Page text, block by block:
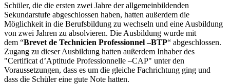
Schüler, die die ersten zwei Jahre der allgemeinbildenden
Sekundarstufe abgeschlossen haben, hatten außerdem die
Möglichkeit in die Berufsbildung zu wechseln und eine Ausbildung
von zwei Jahren zu absolvieren. Die Ausbildung wurde mit
dem “Brevet de Technicien Professionnel –BTP“ abgeschlossen.
Zugang zu dieser Ausbildung hatten außerdem Inhaber des
"Certificat d’Aptitude Professionnelle –CAP" unter den
Voraussetzungen, dass es um die gleiche Fachrichtung ging und
dass die Schüler eine gute Note hatten.